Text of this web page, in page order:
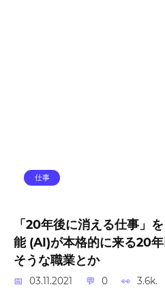
仕事
「20年後に消える仕事」
能 (AI)が本格的に来る20
そうな職業とか
03.11.2021 0 3.6k.